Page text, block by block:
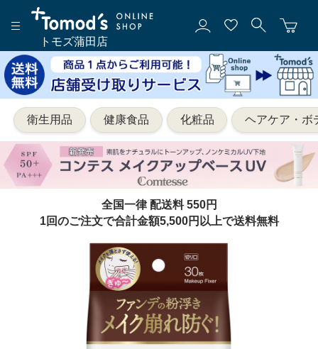
トモズ蒲田店
衛生用品 健康食品 化粧品 ヘアケア・ボ
全国一律 配送料 550円
1回のご注文で合計金額5,500円以上で送料無料